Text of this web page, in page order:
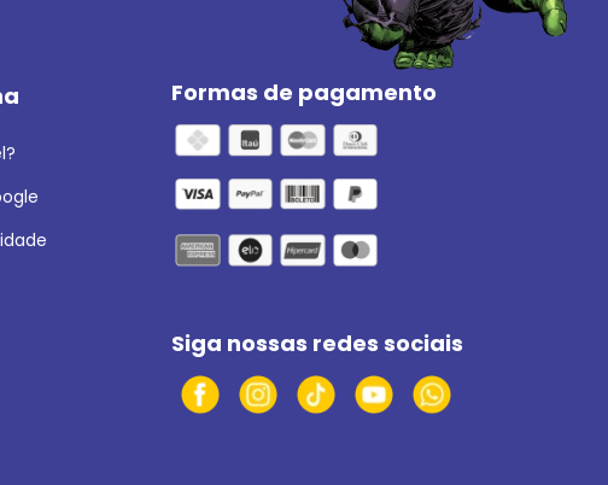
Formas de pagamento
Siga nossas redes sociais